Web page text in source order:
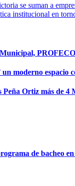
se suman a
institucional en
moderno espacio
Ortiz más de
de bacheo